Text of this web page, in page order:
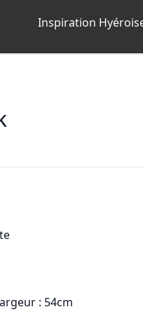
Inspiration
: 54cm